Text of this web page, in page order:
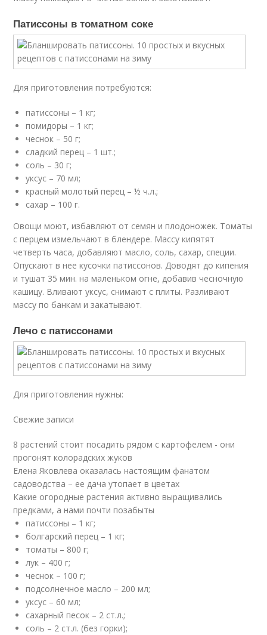
Патиссоны в томатном соке
Для приготовления потребуются:
патиссоны – 1 кг;
помидоры – 1 кг;
чеснок – 50 г;
сладкий перец – 1 шт.;
соль – 30 г;
уксус – 70 мл;
красный молотый перец – ½ ч.л.;
сахар – 100 г.
Овощи моют, избавляют от семян и плодоножек. Томаты
с перцем измельчают в блендере. Массу кипятят
четверть часа, добавляют масло, соль, сахар, специи.
Опускают в нее кусочки патиссонов. Доводят до кипения
и тушат 35 мин. на маленьком огне, добавив чесночную
кашицу. Вливают уксус, снимают с плиты. Разливают
массу по банкам и закатывают.
Лечо с патиссонами
Для приготовления нужны:
Свежие записи
8 растений стоит посадить рядом с картофелем - они
прогонят колорадских жуков
Елена Яковлева оказалась настоящим фанатом
садоводства – ее дача утопает в цветах
Какие огородные растения активно выращивались
предками, а нами почти позабыты
патиссоны – 1 кг;
болгарский перец – 1 кг;
томаты – 800 г;
лук – 400 г;
чеснок – 100 г;
подсолнечное масло – 200 мл;
уксус – 60 мл;
сахарный песок – 2 ст.л.;
соль – 2 ст.л. (без горки);